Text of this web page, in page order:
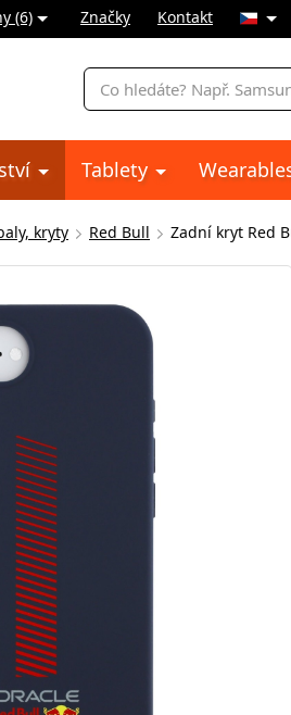
(6) Značky Kontakt
Vyhledávání
Tablety
kryty Red Bull Zadní kryt Red